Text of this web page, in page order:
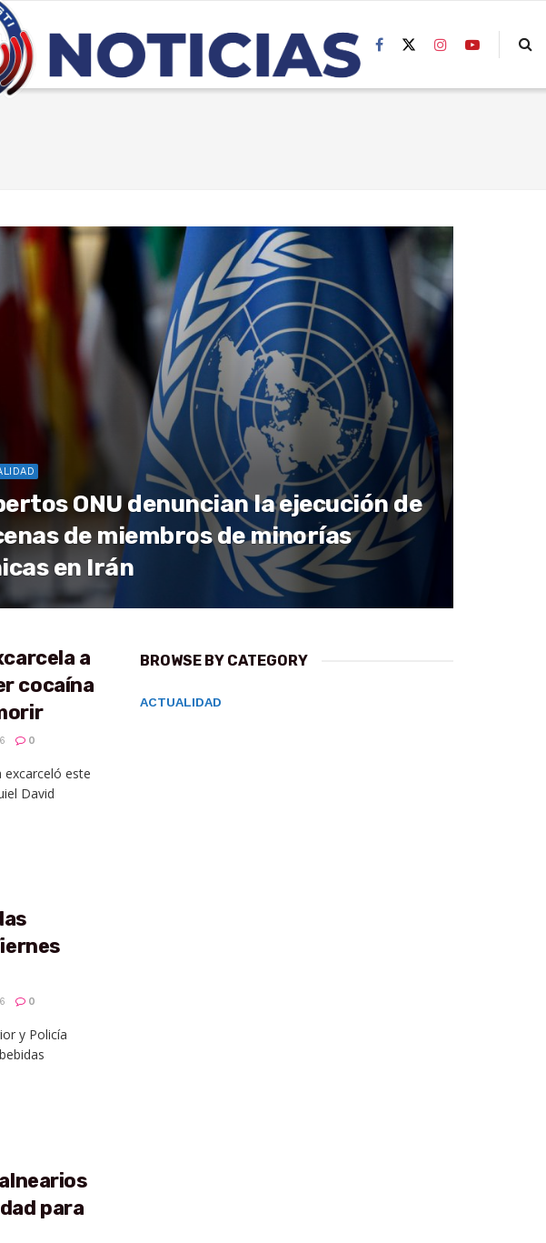
ONU denuncian la ejecución de
de miembros de minorías
en Irán
a
cocaína
0
excarceló este
David
0
y Policía
para
BROWSE BY CATEGORY
ACTUALIDAD